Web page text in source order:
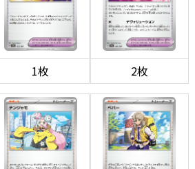
1枚 2枚